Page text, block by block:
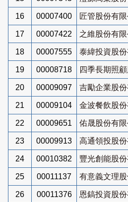
16 00007400 匠管股份有限
17 00007422 之維股份有限
18 00007555 泰緯投資股份
19 00008718 四季長期照
20 00009097 吉勵企業股份
21 00009104 金波餐飲股份
22 00009651 佑晟股份有限
23 00009913 高通領投股份
24 00010382 豐光創能股份
25 00011137 有意義文理
26 00011376 恩鎬投資股份